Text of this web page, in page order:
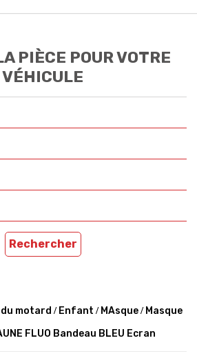
PIÈCE POUR VOTRE
VÉHICULE
Rechercher
motard Enfant MAsque
Masque
FLUO Bandeau BLEU Ecran